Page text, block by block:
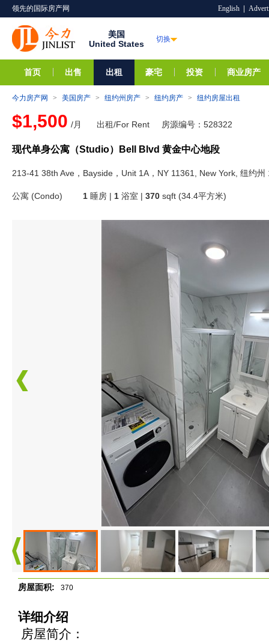
领先的国际房产网 English
美国
United States
切换
首页 出售 出租 豪宅 投资 商业房产
今力房产网 > 美国房产 > 纽约州房产 > 纽约房产 > 纽约房屋出租
$1,500 /月 出租/For Rent 房源编号：528322
现代单身公寓（Studio）Bell Blvd 黄金中心地段
213-41 38th Ave，Bayside，Unit 1A，NY 11361, New York, 纽约州
公寓 (Condo) 1 睡房 | 1 浴室 | 370 sqft (34.4平方米)
房屋面积: 370
详细介绍
房屋简介：